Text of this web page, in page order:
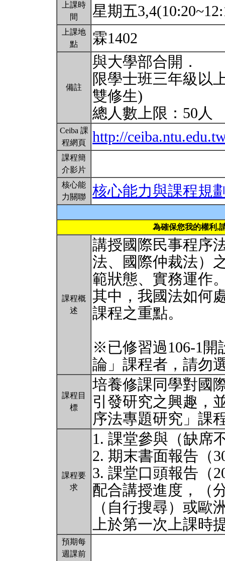
上課時
間
星期五
上課地
點
霖1402
備註
與大學部合開．
限學士班三年級以
雙修生)
總人數上限：50人
Ceiba 課
程網頁
http://
課程簡
介影片
核心能
力關聯
核心能力與課程規
為確保您我的權利,
課程概
述
講授國際民事程序
法、國際仲裁法）
範狀態、實務運作
其中，我國法如何
課程之重點。
※已修習過106-1開
論」課程者，請勿
課程目
標
培養修課同學對國
引發研究之興趣，
序法專題研究」課
課程要
求
1. 課堂參與（缺席
2. 期末書面報告（
3. 課堂口頭報告（
配合講授進度，（
（自行搜尋）或歐
上於第一次上課時
預期每
週課前